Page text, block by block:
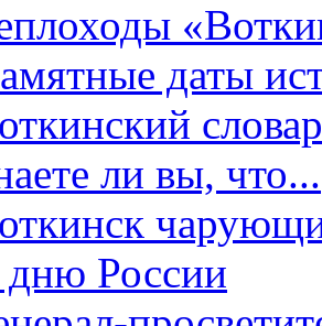
даты
ли вы, что...
России